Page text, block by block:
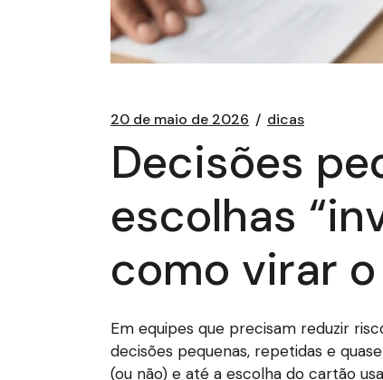
20 de maio de 2026 dicas
Decisões
escolhas
como virar
Em equipes que precisam reduzir
decisões pequenas, repetidas e
(ou não) e até a escolha do cartão